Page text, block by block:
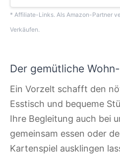
* Affiliate-Links. Als Amazon-Partner
Verkäufen.
Der gemütliche
Ein Vorzelt schafft den
Esstisch und bequeme
Ihre Begleitung auch bei
gemeinsam essen oder
Kartenspiel ausklingen